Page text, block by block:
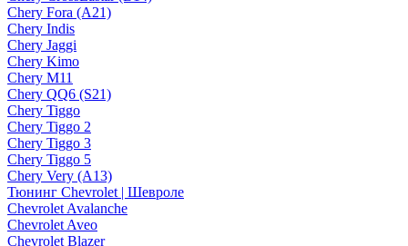
Chery Fora (A21)
Chery Indis
Chery Jaggi
Chery Kimo
Chery M11
Chery QQ6 (S21)
Chery Tiggo
Chery Tiggo 2
Chery Tiggo 3
Chery Tiggo 5
Chery Very (A13)
Тюнинг Chevrolet | Шевроле
Chevrolet Avalanche
Chevrolet Aveo
Chevrolet Blazer